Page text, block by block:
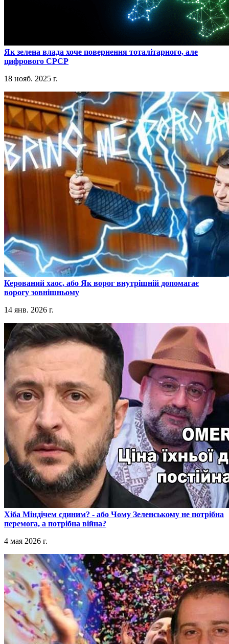
​Як зелена влада хоче повернення тоталітарного, але
цифрового СРСР
18 нояб. 2025 г.
​Керований хаос, або Як ворог внутрішній допомагає
ворогу зовнішньому
14 янв. 2026 г.
​Хіба Міндічем єдиним? - або Чому Зеленському не потрібна
перемога, а потрібна війна?
4 мая 2026 г.